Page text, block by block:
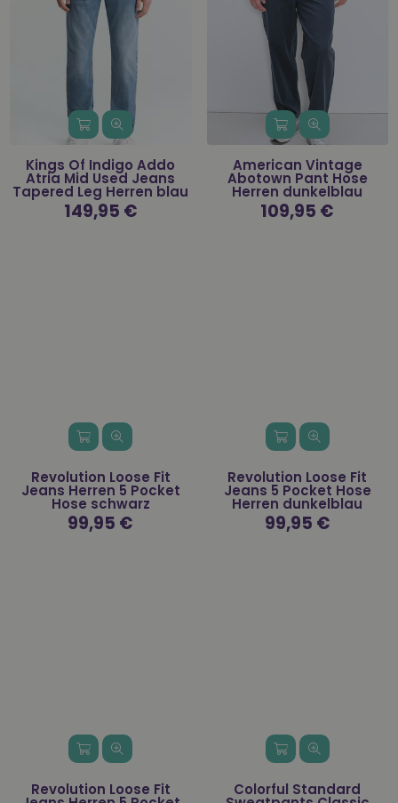
Kings Of Indigo Addo
Atria Mid Used Jeans
Tapered Leg Herren blau
Normaler
Preis
149,95 €
American Vintage
Abotown Pant Hose
Herren dunkelblau
Normaler
Preis
109,95 €
Revolution Loose Fit
Jeans Herren 5 Pocket
Hose schwarz
Normaler
Preis
99,95 €
Revolution Loose Fit
Jeans 5 Pocket Hose
Herren dunkelblau
Normaler
Preis
99,95 €
Revolution Loose Fit Colorful Standard